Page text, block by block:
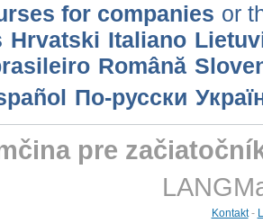
for companies or
Hrvatski Italiano
Română
По-русски
pre
Kontakt-